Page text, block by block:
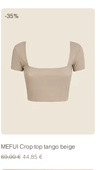
-35%
MEFUI Crop top tango beige
Prezzo regolare
69,00 € Prezzo scontato
44,85 €